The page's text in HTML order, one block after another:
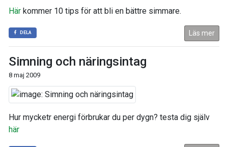
Här kommer 10 tips för att bli en bättre simmare.
DELA Läs mer
Simning och näringsintag
8 maj 2009
Hur mycketr energi förbrukar du per dygn? testa dig själv
här